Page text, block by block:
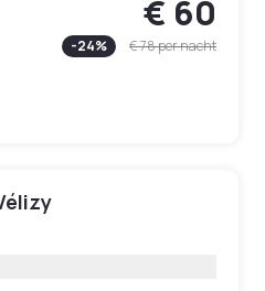
€ 60
-24% € 78per nacht